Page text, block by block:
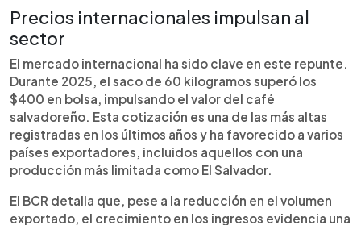
Precios internacionales impulsan al
sector
El mercado internacional ha sido clave en este repunte.
Durante 2025, el saco de 60 kilogramos superó los
$400 en bolsa, impulsando el valor del café
salvadoreño. Esta cotización es una de las más altas
registradas en los últimos años y ha favorecido a varios
países exportadores, incluidos aquellos con una
producción más limitada como El Salvador.
El BCR detalla que, pese a la reducción en el volumen
exportado, el crecimiento en los ingresos evidencia una